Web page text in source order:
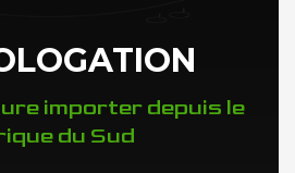
importer depuis le
du Sud